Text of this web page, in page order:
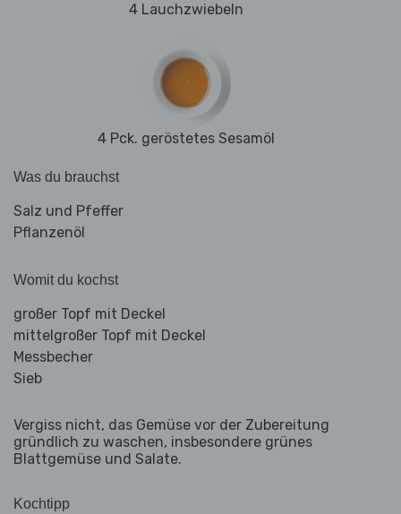
4 Lauchzwiebeln
4 Pck. geröstetes Sesamöl
Was du brauchst
Salz und Pfeffer
Pflanzenöl
Womit du kochst
großer Topf mit Deckel
mittelgroßer Topf mit Deckel
Messbecher
Sieb
Vergiss nicht, das Gemüse vor der Zubereitung
gründlich zu waschen, insbesondere grünes
Blattgemüse und Salate.
Kochtipp